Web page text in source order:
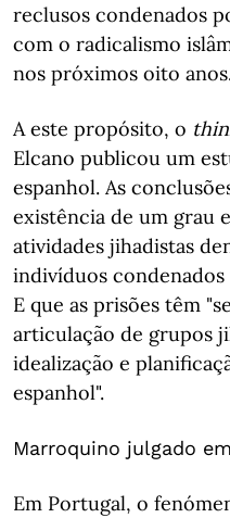
reclusos condenados
com o radicalismo
nos próximos oito
A este propósito, o
Elcano publicou um
espanhol. As
existência de um grau
atividades jihadistas
indivíduos
E que as prisões têm
articulação de grupos
idealização e
espanhol".
Marroquino julgado
Em Portugal, o